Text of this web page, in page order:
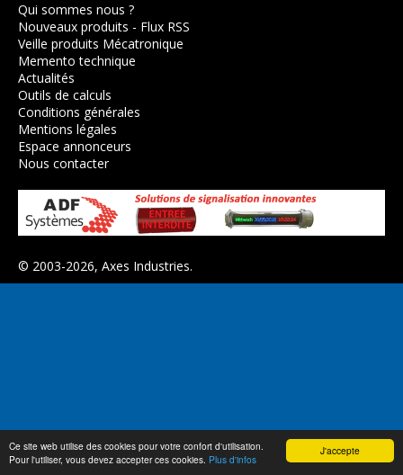
J'accepte
Ce site web utilise des cookies pour votre confort d'utilisation.
Pour l'utiliser, vous devez accepter ces cookies. Plus d'infos
Qui sommes nous ?
Nouveaux produits - Flux RSS
Veille produits Mécatronique
Memento technique
Actualités
Outils de calculs
Conditions générales
Mentions légales
Espace annonceurs
Nous contacter
© 2003-2026, Axes Industries.